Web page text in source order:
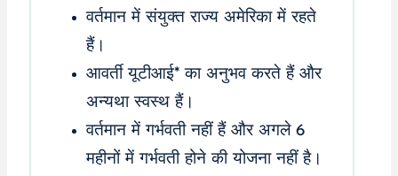
वर्तमान में संयुक्त राज्य अमेरिका में रहते
हैं।
आवर्ती यूटीआई* का अनुभव करते हैं और
अन्यथा स्वस्थ हैं।
वर्तमान में गर्भवती नहीं हैं और अगले 6
महीनों में गर्भवती होने की योजना नहीं है।